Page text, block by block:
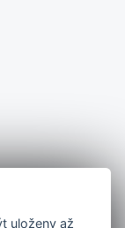
uloženy až